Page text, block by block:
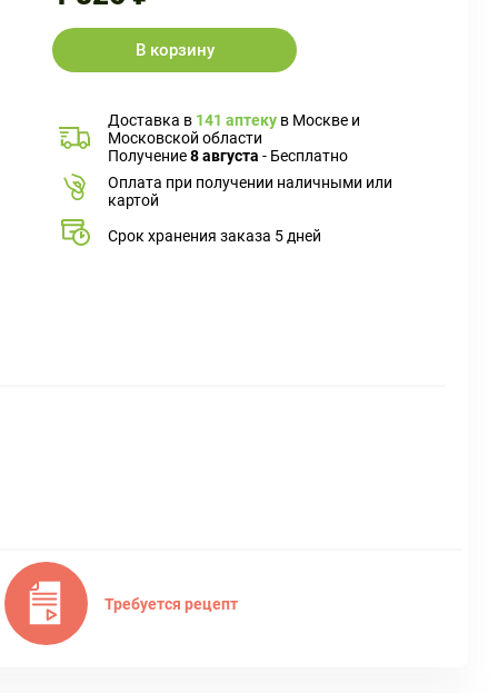
В корзину
Доставка в 141 аптеку в Москве и
Московской области
Получение8 августа - Бесплатно
Оплата при получении наличными или
картой
Срок хранения заказа 5 дней
Требуется рецепт